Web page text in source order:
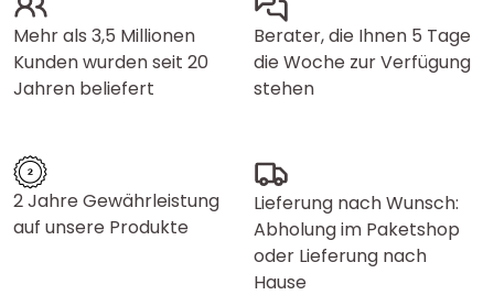
Mehr als 3,5 Millionen
Kunden wurden seit 20
Jahren beliefert
Berater, die Ihnen 5 Tage
die Woche zur Verfügung
stehen
2 Jahre Gewährleistung
auf unsere Produkte
Lieferung nach Wunsch:
Abholung im Paketshop
oder Lieferung nach
Hause